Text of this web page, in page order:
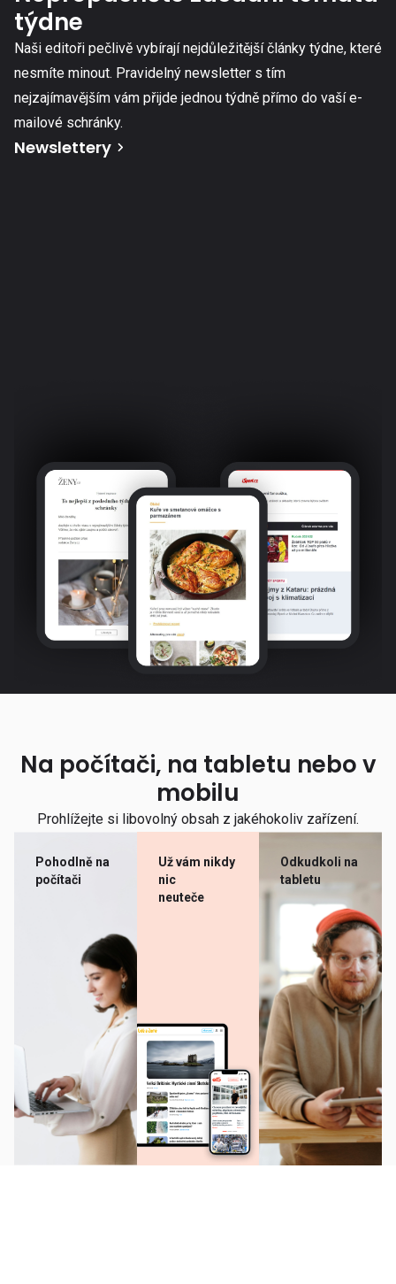
týdne
Naši editoři pečlivě vybírají nejdůležitější články týdne, které
nesmíte minout. Pravidelný newsletter s tím
nejzajímavějším vám přijde jednou týdně přímo do vaší e-
mailové schránky.
Newslettery
Na počítači, na tabletu nebo v
mobilu
Prohlížejte si libovolný obsah z jakéhokoliv zařízení.
Pohodlně na
počítači
Už vám nikdy
nic
neuteče
Odkudkoli na
tabletu